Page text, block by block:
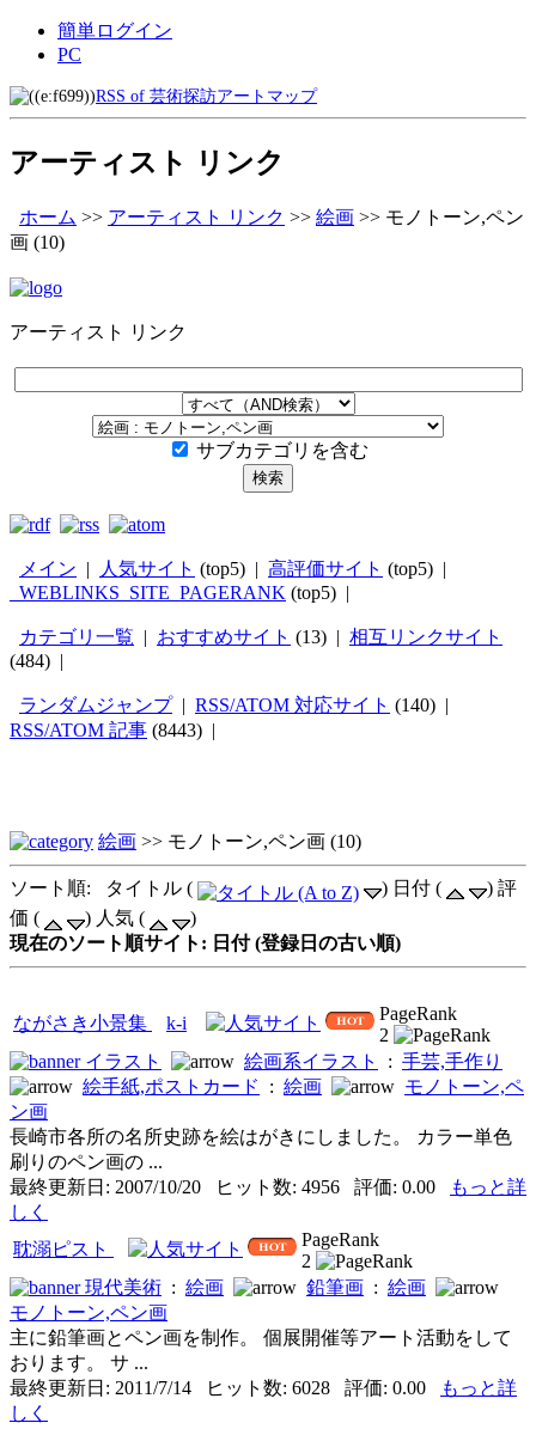
簡単ログイン
PC
RSS of 芸術探訪アートマップ
アーティスト リンク
ホーム >> アーティスト リンク >> 絵画 >> モノトーン,ペン
画 (10)
アーティスト リンク
サブカテゴリを含む
メイン | 人気サイト (top5) | 高評価サイト (top5) |
_WEBLINKS_SITE_PAGERANK (top5) |
カテゴリ一覧 | おすすめサイト (13) | 相互リンクサイト
(484) |
ランダムジャンプ| RSS/ATOM 対応サイト (140) |
RSS/ATOM 記事 (8443) |
絵画 >> モノトーン,ペン画 (10)
ソート順: タイトル ( ) 日付 (
) 評
価 (
) 人気 (
)
現在のソート順サイト: 日付 (登録日の古い順)
ながさき小景集 k-i
PageRank
2
イラスト
絵画系イラスト : 手芸,手作り
絵手紙,ポストカード
: 絵画
モノトーン,ペ
ン画
長崎市各所の名所史跡を絵はがきにしました。 カラー単色
刷りのペン画の ...
最終更新日: 2007/10/20 ヒット数: 4956 評価: 0.00
もっと詳
しく
耽溺ピスト
PageRank
2
現代美術 : 絵画 鉛筆画 : 絵画
モノトーン,ペン画
主に鉛筆画とペン画を制作。 個展開催等アート活動をして
おります。 サ ...
最終更新日: 2011/7/14 ヒット数: 6028 評価: 0.00
もっと詳
しく